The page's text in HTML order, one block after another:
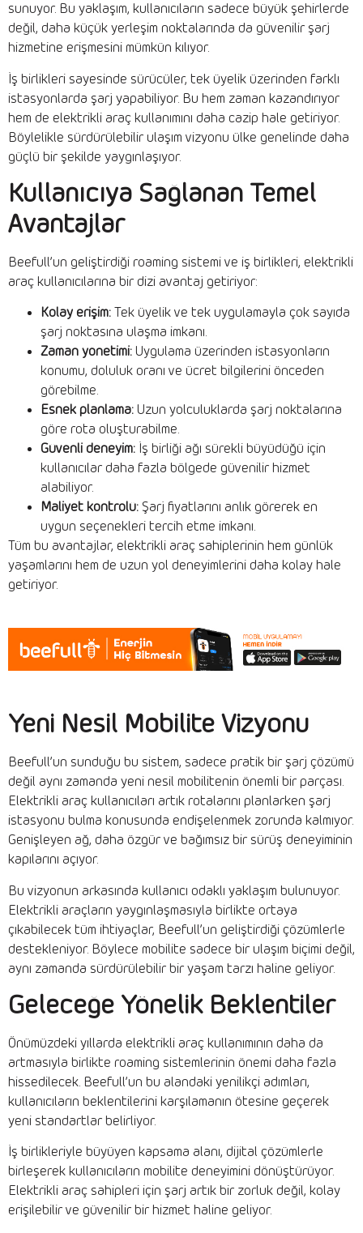
sunuyor. Bu yaklaşım, kullanıcıların sadece büyük şehirlerde
değil, daha küçük yerleşim noktalarında da güvenilir şarj
hizmetine erişmesini mümkün kılıyor.
İş birlikleri sayesinde sürücüler, tek üyelik üzerinden farklı
istasyonlarda şarj yapabiliyor. Bu hem zaman kazandırıyor
hem de elektrikli araç kullanımını daha cazip hale getiriyor.
Böylelikle sürdürülebilir ulaşım vizyonu ülke genelinde daha
güçlü bir şekilde yaygınlaşıyor.
Kullanıcıya Sağlanan Temel
Avantajlar
Beefull’un geliştirdiği roaming sistemi ve iş birlikleri, elektrikli
araç kullanıcılarına bir dizi avantaj getiriyor:
Kolay erişim: Tek üyelik ve tek uygulamayla çok sayıda
şarj noktasına ulaşma imkanı.
Zaman yönetimi: Uygulama üzerinden istasyonların
konumu, doluluk oranı ve ücret bilgilerini önceden
görebilme.
Esnek planlama: Uzun yolculuklarda şarj noktalarına
göre rota oluşturabilme.
Güvenli deneyim: İş birliği ağı sürekli büyüdüğü için
kullanıcılar daha fazla bölgede güvenilir hizmet
alabiliyor.
Maliyet kontrolü: Şarj fiyatlarını anlık görerek en
uygun seçenekleri tercih etme imkanı.
Tüm bu avantajlar, elektrikli araç sahiplerinin hem günlük
yaşamlarını hem de uzun yol deneyimlerini daha kolay hale
getiriyor.
Yeni Nesil Mobilite Vizyonu
Beefull’un sunduğu bu sistem, sadece pratik bir şarj çözümü
değil aynı zamanda yeni nesil mobilitenin önemli bir parçası.
Elektrikli araç kullanıcıları artık rotalarını planlarken şarj
istasyonu bulma konusunda endişelenmek zorunda kalmıyor.
Genişleyen ağ, daha özgür ve bağımsız bir sürüş deneyiminin
kapılarını açıyor.
Bu vizyonun arkasında kullanıcı odaklı yaklaşım bulunuyor.
Elektrikli araçların yaygınlaşmasıyla birlikte ortaya
çıkabilecek tüm ihtiyaçlar, Beefull’un geliştirdiği çözümlerle
destekleniyor. Böylece mobilite sadece bir ulaşım biçimi değil,
aynı zamanda sürdürülebilir bir yaşam tarzı haline geliyor.
Geleceğe Yönelik Beklentiler
Önümüzdeki yıllarda elektrikli araç kullanımının daha da
artmasıyla birlikte roaming sistemlerinin önemi daha fazla
hissedilecek. Beefull’un bu alandaki yenilikçi adımları,
kullanıcıların beklentilerini karşılamanın ötesine geçerek
yeni standartlar belirliyor.
İş birlikleriyle büyüyen kapsama alanı, dijital çözümlerle
birleşerek kullanıcıların mobilite deneyimini dönüştürüyor.
Elektrikli araç sahipleri için şarj artık bir zorluk değil, kolay
erişilebilir ve güvenilir bir hizmet haline geliyor.